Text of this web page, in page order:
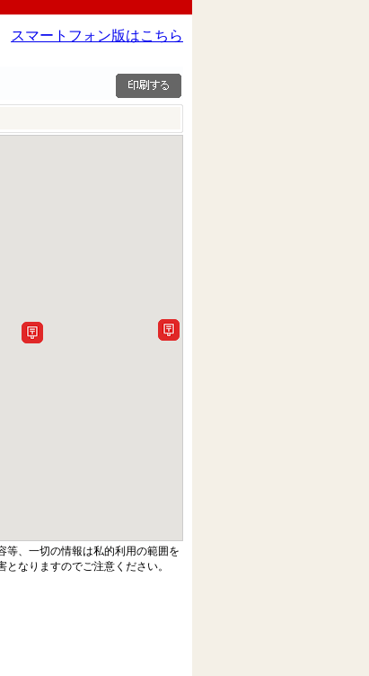
スマートフォン版はこちら
等、一切の情報は私的利用の範囲を
なりますのでご注意ください。